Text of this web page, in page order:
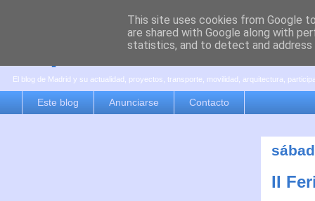
es por madrid
El blog de Madrid y su actualidad, proyectos, transporte, movilidad, arquitectura,
Este blog Anunciarse Contacto
II
This site uses cookies from Google
are shared with Google along with
statistics, and to detect and address